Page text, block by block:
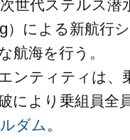
世代ステルス潜
）による新航行
航海を行う。
ンティティは、
により乗組員全
ダム。